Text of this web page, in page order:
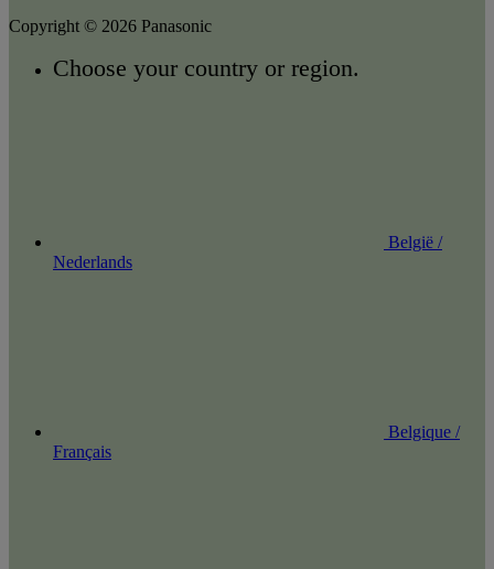
Copyright © 2026 Panasonic
Choose your country or region.
België /
Nederlands
Belgique /
Français